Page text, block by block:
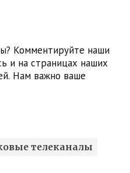
Комментируйте наши
и на страницах наших
Нам важно ваше
телеканалы